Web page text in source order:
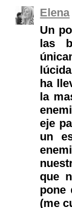
Elena
Un
las
ha
la
eje
un
que
pone
(me